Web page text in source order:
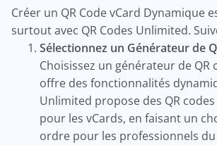
Créer un QR Code vCard Dynamique
surtout avec QR Codes Unlimited.
Sélectionnez un Générateur de
Choisissez un générateur de QR
offre des fonctionnalités
Unlimited propose des QR
pour les vCards, en faisant un
ordre pour les professionnels